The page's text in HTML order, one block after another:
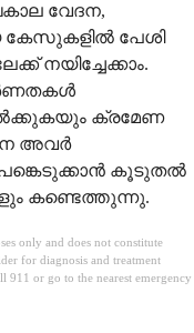
വേദന,
കേസുകളിൽ പേശി
നയിച്ചേക്കാം.
ക്രമേണ
അവർ
കൂടുതൽ
കണ്ടെത്തുന്നു.
only and does not constitute
for diagnosis and treatment
911 or go to the nearest emergency